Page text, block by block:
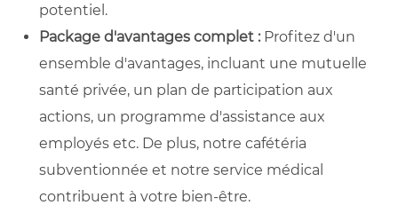
potentiel.
Package d'avantages complet : Profitez d'un
ensemble d'avantages, incluant une mutuelle
santé privée, un plan de participation aux
actions, un programme d'assistance aux
employés etc. De plus, notre cafétéria
subventionnée et notre service médical
contribuent à votre bien-être.